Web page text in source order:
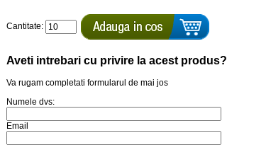
Cantitate:
Aveti intrebari cu privire la acest produs?
Va rugam completati formularul de mai jos
Numele dvs:
Email